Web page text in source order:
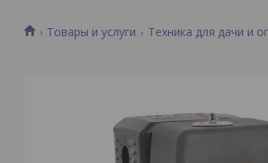
Товары и услуги Техника для дачи и